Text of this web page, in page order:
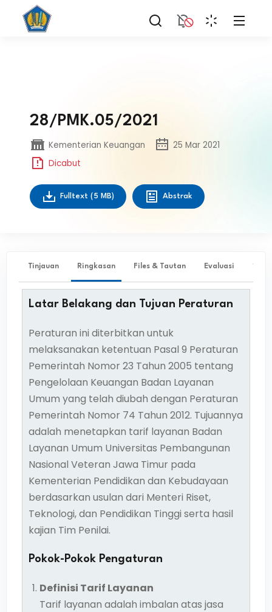
28/PMK.05/2021
Kementerian Keuangan
25 Mar 2021
Dicabut
Fulltext (5 MB) Abstrak
Tinjauan Ringkasan Files & Tautan Evaluasi ✨
Latar Belakang dan Tujuan Peraturan
Peraturan ini diterbitkan untuk
melaksanakan ketentuan Pasal 9 Peraturan
Pemerintah Nomor 23 Tahun 2005 tentang
Pengelolaan Keuangan Badan Layanan
Umum yang telah diubah dengan Peraturan
Pemerintah Nomor 74 Tahun 2012. Tujuannya
adalah menetapkan tarif layanan Badan
Layanan Umum Universitas Pembangunan
Nasional Veteran Jawa Timur pada
Kementerian Pendidikan dan Kebudayaan
berdasarkan usulan dari Menteri Riset,
Teknologi, dan Pendidikan Tinggi serta hasil
kajian Tim Penilai.
Pokok-Pokok Pengaturan
Definisi Tarif Layanan
Tarif layanan adalah imbalan atas jasa